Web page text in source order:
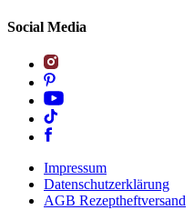
Social Media
Impressum
Datenschutzerklärung
AGB Rezeptheftversand